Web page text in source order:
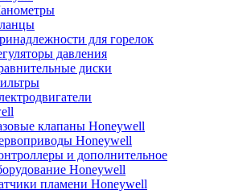
для горелок
давления
диски
клапаны Honeywell
Honeywell
и дополнительное
Honeywell
пламени Honeywell